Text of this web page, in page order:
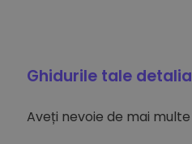
Ghidurile tale
Aveți nevoie de mai